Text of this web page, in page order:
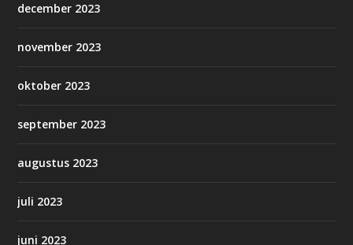
december 2023
november 2023
oktober 2023
september 2023
augustus 2023
juli 2023
juni 2023